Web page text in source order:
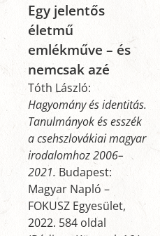
Egy jelentős
életmű
emlékműve – és
nemcsak azé
Tóth László:
Hagyomány és identitás.
Tanulmányok és esszék
a csehszlovákiai magyar
irodalomhoz 2006–
2021. Budapest:
Magyar Napló –
FOKUSZ Egyesület,
2022. 584 oldal